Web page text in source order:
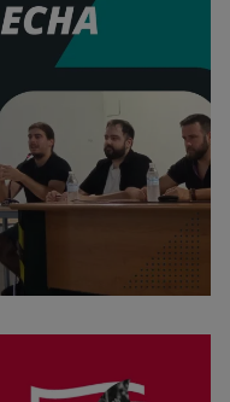
Política de cookies